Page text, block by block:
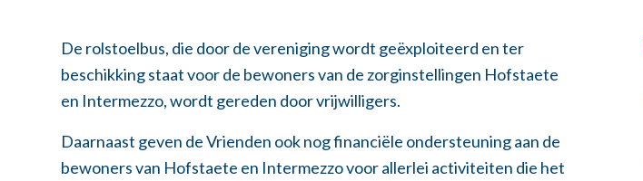
De rolstoelbus, die door de vereniging wordt geëxploiteerd en ter
beschikking staat voor de bewoners van de zorginstellingen Hofstaete
en Intermezzo, wordt gereden door vrijwilligers.
Daarnaast geven de Vrienden ook nog financiële ondersteuning aan de
bewoners van Hofstaete en Intermezzo voor allerlei activiteiten die het